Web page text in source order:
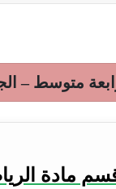
متوسط –
مادة